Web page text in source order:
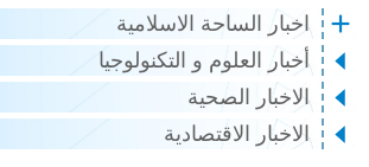
اخبار الساحة الاسلامية
أخبار العلوم و التكنولوجيا
الاخبار الصحية
الاخبار الاقتصادية